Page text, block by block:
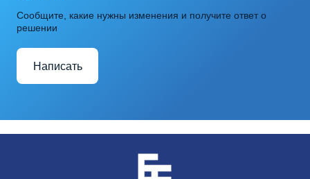
Сообщите, какие нужны изменения и получите ответ о
решении
Написать